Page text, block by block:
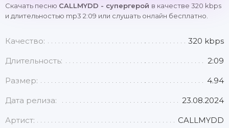
Скачать песню CALLMYDD - супергерой в качестве 320 kbps
и длительностью mp3 2:09 или слушать онлайн бесплатно.
Качество: 320 kbps
Длительность: 2:09
Размер: 4.94
Дата релиза: 23.08.2024
Артист: CALLMYDD